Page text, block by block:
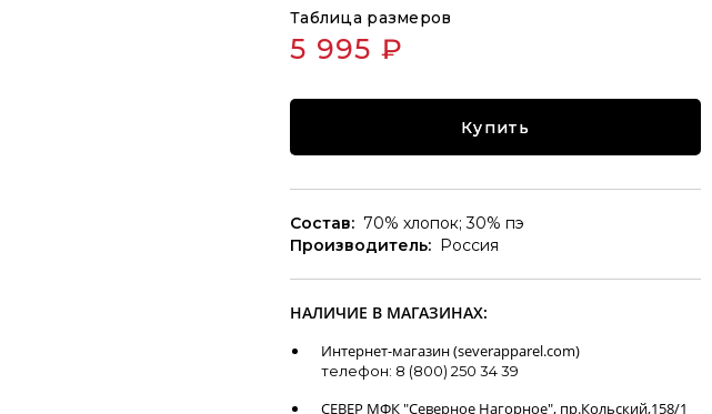
Таблица размеров
5 995 ₽
Купить
Состав: 70% хлопок; 30% пэ
Производитель: Россия
НАЛИЧИЕ В МАГАЗИНАХ:
Интернет-магазин (severapparel.com)
телефон: 8 (800) 250 34 39
СЕВЕР МФК "Северное Нагорное", пр.Кольский,158/1